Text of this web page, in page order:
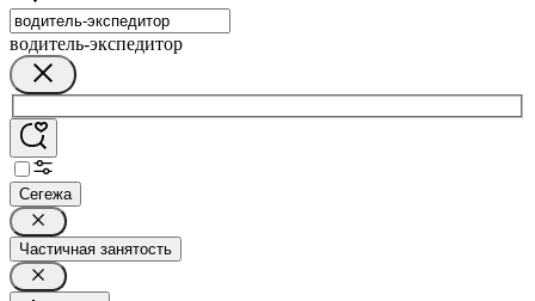
водитель-экспедитор
Сегежа
Частичная занятость